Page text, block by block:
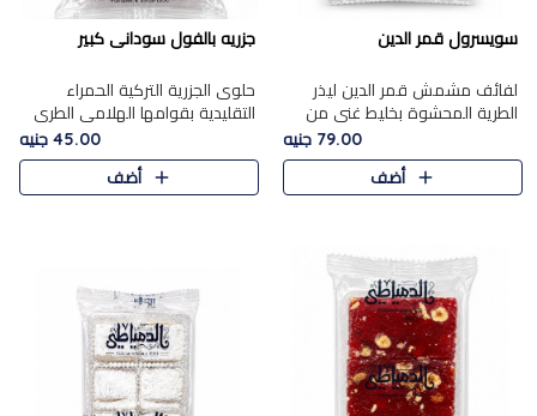
سويسرول قمر الدين
لفائف مشمش قمر الدين ليذر
الطرية المحشوة بخليط غني من
جوز الهند الأبيض والمكسرات
الفاخرة، يقدم المذاق الحلو
الطبيعي لقمر الدين و تجمع بين
79.00 جنيه
أضف
جزريه بالفول سودانى كبير
حلوى الجزرية التركية الحمراء
التقليدية بقوامها الهلامي الطري
ولونها الأحمر المميز، محشوة
بسخاء بالفول السوداني المحمص
لتمنحك توازنًا رائعًا ..
45.00 جنيه
أضف